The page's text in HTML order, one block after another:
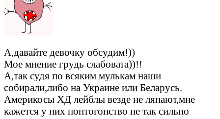
А,давайте девочку обсудим!))
Мое мнение грудь слабовата))!!
А,так судя по всяким мулькам наши
собирали,либо на Украине или Беларусь.
Америкосы ХД лейблы везде не ляпают,мне
кажется у них понтогонство не так сильно